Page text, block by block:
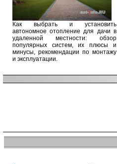
Как выбрать и установить
автономное отопление для дачи в
удаленной местности: обзор
популярных систем, их плюсы и
минусы, рекомендации по монтажу
и эксплуатации.